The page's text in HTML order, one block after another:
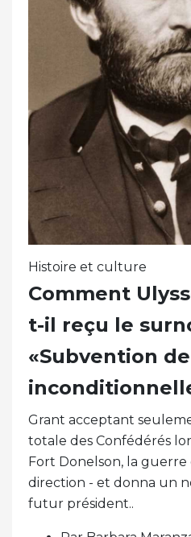
Histoire et culture
Comment
t-il reçu le
«Subvention
Grant acceptant
totale des Confédérés
Fort Donelson, la guerre
direction - et donna un
futur président..